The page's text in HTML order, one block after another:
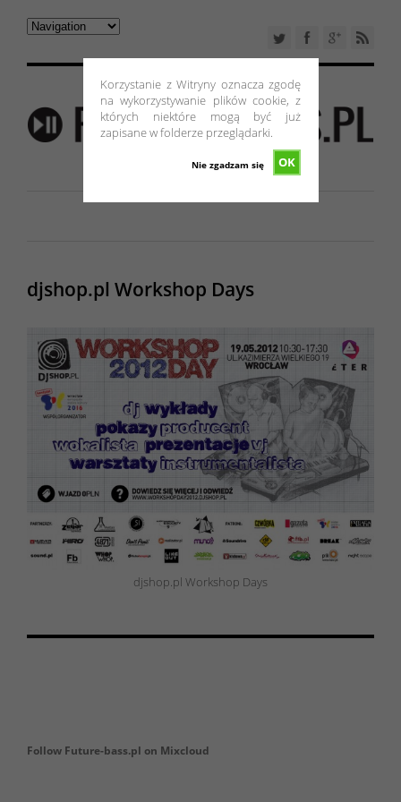
Korzystanie z Witryny oznacza zgodę
na wykorzystywanie plików cookie, z
których niektóre mogą być już
zapisane w folderze przeglądarki.
OK
Nie zgadzam się
djshop.pl Workshop Days
djshop.pl Workshop Days
Follow Future-bass.pl on Mixcloud